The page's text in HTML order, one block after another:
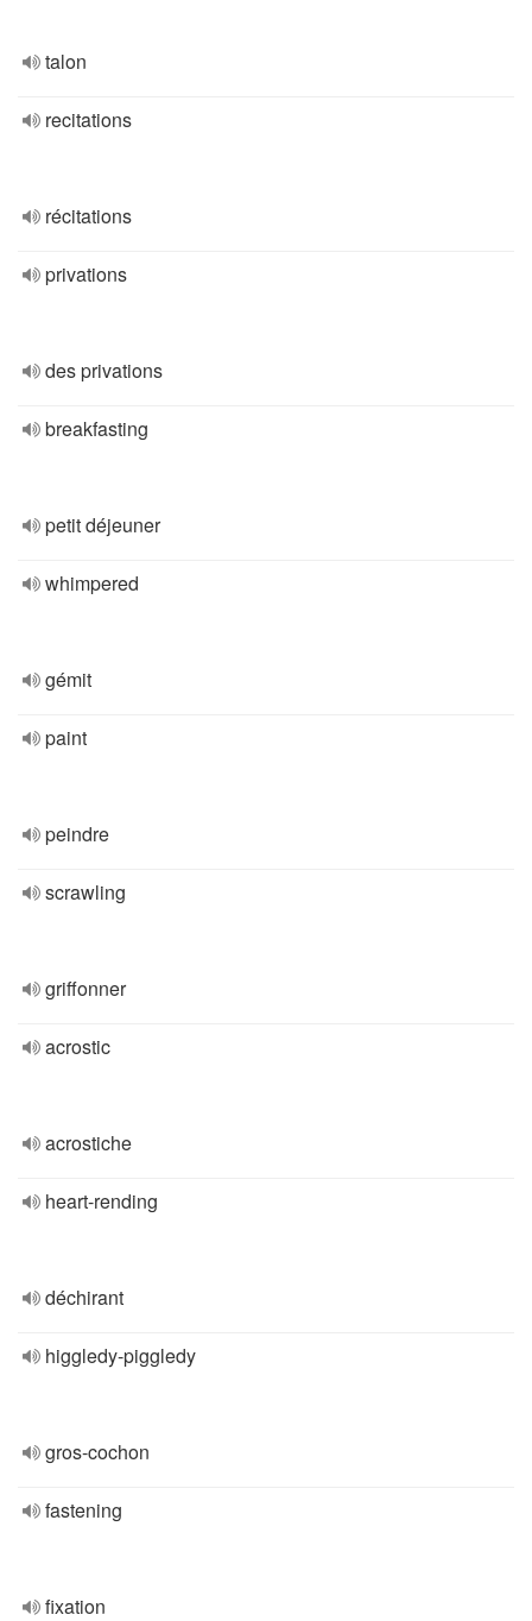
talon
recitations
récitations
privations
des privations
breakfasting
petit déjeuner
whimpered
gémit
paint
peindre
scrawling
griffonner
acrostic
acrostiche
heart-rending
déchirant
higgledy-piggledy
gros-cochon
fastening
fixation